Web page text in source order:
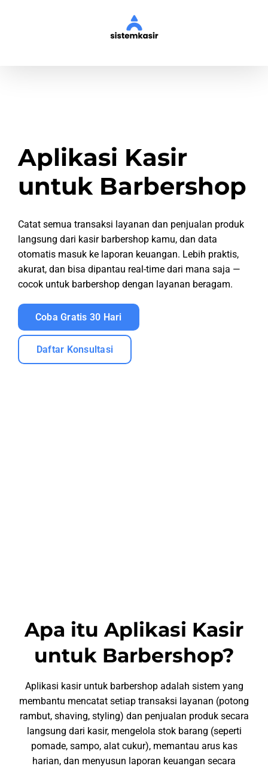
Aplikasi Kasir
untuk Barbershop
Catat semua transaksi layanan dan penjualan produk
langsung dari kasir barbershop kamu, dan data
otomatis masuk ke laporan keuangan. Lebih praktis,
akurat, dan bisa dipantau real-time dari mana saja —
cocok untuk barbershop dengan layanan beragam.
Coba Gratis 30 Hari
Daftar Konsultasi
Apa itu Aplikasi Kasir
untuk Barbershop?
Aplikasi kasir untuk barbershop adalah sistem yang
membantu mencatat setiap transaksi layanan (potong
rambut, shaving, styling) dan penjualan produk secara
langsung dari kasir, mengelola stok barang (seperti
pomade, sampo, alat cukur), memantau arus kas
harian, dan menyusun laporan keuangan secara